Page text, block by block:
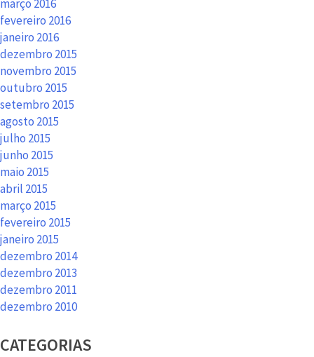
março 2016
fevereiro 2016
janeiro 2016
dezembro 2015
novembro 2015
outubro 2015
setembro 2015
agosto 2015
julho 2015
junho 2015
maio 2015
abril 2015
março 2015
fevereiro 2015
janeiro 2015
dezembro 2014
dezembro 2013
dezembro 2011
dezembro 2010
CATEGORIAS